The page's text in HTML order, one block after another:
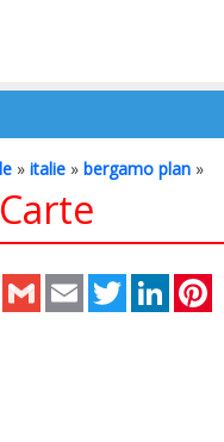
» italie » bergamo plan »
Messenger
Gmail Email TwitterLinkedIn